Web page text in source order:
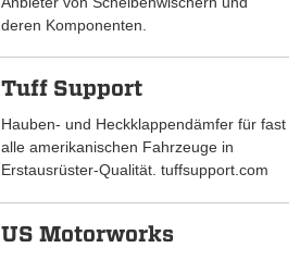
deren Komponenten.
Tuff Support
Hauben- und Heckklappendämfer für fast
alle amerikanischen Fahrzeuge in
Erstausrüster-Qualität. tuffsupport.com
US Motorworks